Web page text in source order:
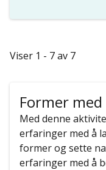
Viser 1 - 7 av 7
Former
Med denne
erfaringer med å
former og sette
erfaringer med å